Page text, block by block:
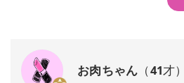
お肉ちゃん （41才）